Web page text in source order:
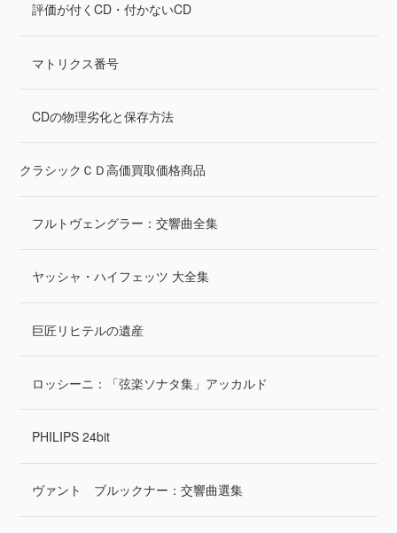
評価が付くCD・付かないCD
マトリクス番号
CDの物理劣化と保存方法
クラシックＣＤ高価買取価格商品
フルトヴェングラー：交響曲全集
ヤッシャ・ハイフェッツ 大全集
巨匠リヒテルの遺産
ロッシーニ：「弦楽ソナタ集」アッカルド
PHILIPS 24bit
ヴァント ブルックナー：交響曲選集